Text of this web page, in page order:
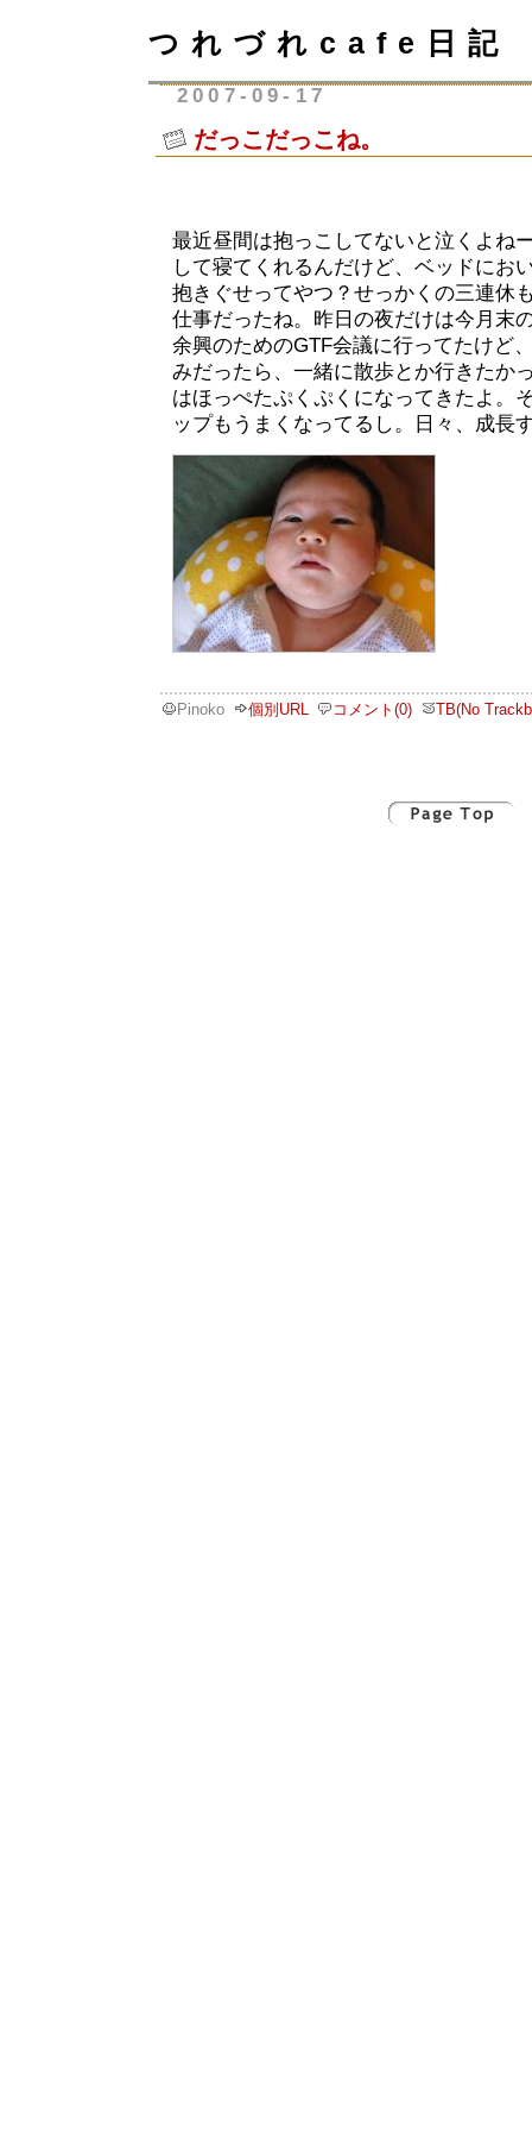
つれづれcafe日記
2007-09-17
だっこだっこね。
最近昼間は抱っこしてないと泣くよね
して寝てくれるんだけど、ベッドにお
抱きぐせってやつ？せっかくの三連休
仕事だったね。昨日の夜だけは今月末
余興のためのGTF会議に行ってたけど
みだったら、一緒に散歩とか行きたか
はほっぺたぷくぷくになってきたよ。
ップもうまくなってるし。日々、成長
Pinoko 個別URL コメント(0) TB(No